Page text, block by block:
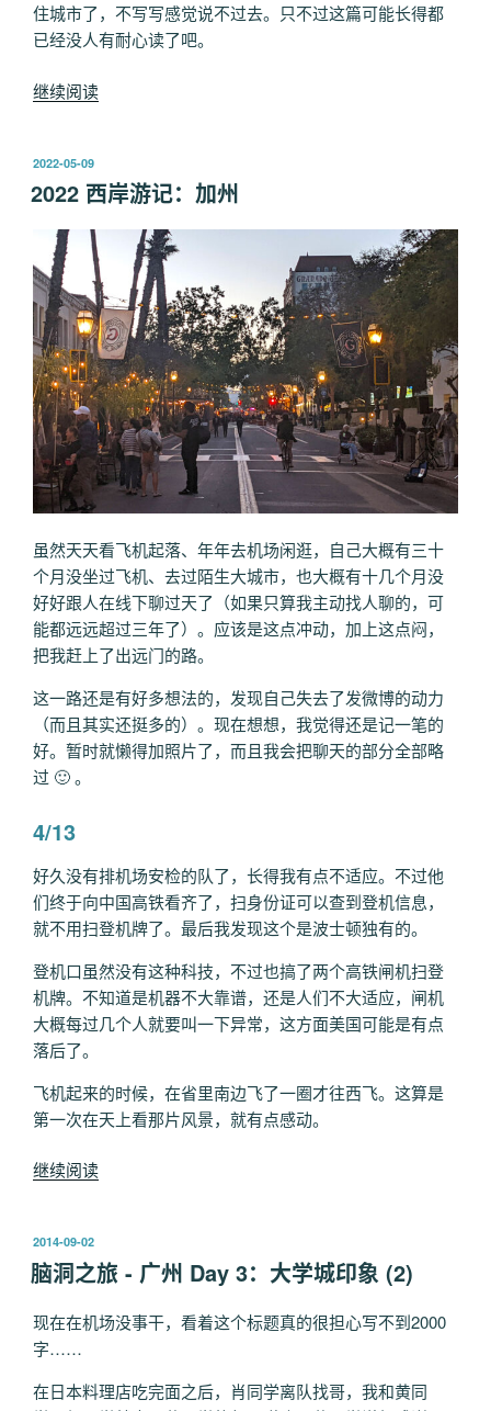
住城市了，不写写感觉说不过去。只不过这篇可能长得都
已经没人有耐心读了吧。
继续阅读“2022
记：
发
于
2022-05-09
2022 西岸游记：加州
虽然天天看飞机起落、年年去机场闲逛，自己大概有三十
个月没坐过飞机、去过陌生大城市，也大概有十几个月没
好好跟人在线下聊过天了（如果只算我主动找人聊的，可
能都远远超过三年了）。应该是这点冲动，加上这点闷，
把我赶上了出远门的路。
这一路还是有好多想法的，发现自己失去了发微博的动力
（而且其实还挺多的）。现在想想，我觉得还是记一笔的
好。暂时就懒得加照片了，而且我会把聊天的部分全部略
过 🙂 。
4/13
好久没有排机场安检的队了，长得我有点不适应。不过他
们终于向中国高铁看齐了，扫身份证可以查到登机信息，
就不用扫登机牌了。最后我发现这个是波士顿独有的。
登机口虽然没有这种科技，不过也搞了两个高铁闸机扫登
机牌。不知道是机器不大靠谱，还是人们不大适应，闸机
大概每过几个人就要叫一下异常，这方面美国可能是有点
落后了。
飞机起来的时候，在省里南边飞了一圈才往西飞。这算是
第一次在天上看那片风景，就有点感动。
继续阅读“2022
记：
州”
发
布
于
2014-09-02
脑洞之旅 - 广州 Day 3：大学城印象 (2)
现在在机场没事干，看着这个标题真的很担心写不到2000
字……
在日本料理店吃完面之后，肖同学离队找哥，我和黄同